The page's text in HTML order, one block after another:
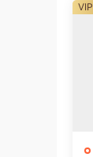
VIP